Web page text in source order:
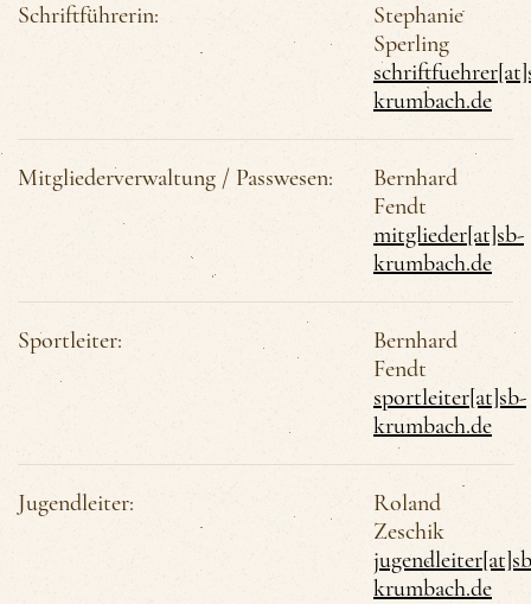
Schriftführerin:
Stephanie
Sperling
krumbach.de
Mitgliederverwaltung / Passwesen:
Bernhard
Fendt
mitglieder[at]sb-
krumbach.de
Sportleiter:
Bernhard
Fendt
sportleiter[at]sb-
krumbach.de
Jugendleiter:
Roland
Zeschik
krumbach.de